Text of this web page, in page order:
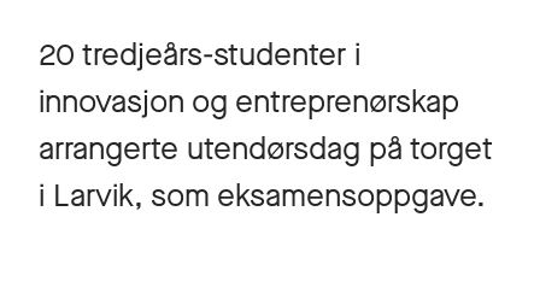
20 tredjeårs-studenter i
innovasjon og entreprenørskap
arrangerte utendørsdag på torget
i Larvik, som eksamensoppgave.